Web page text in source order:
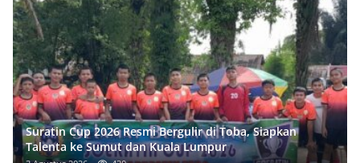
Suratin Cup 2026 Resmi Bergulir di Toba, Siapkan
Talenta ke Sumut dan Kuala Lumpur